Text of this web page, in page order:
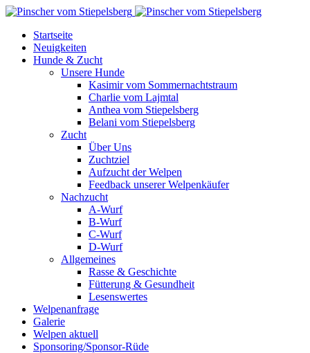
Startseite
Neuigkeiten
Hunde & Zucht
Unsere Hunde
Kasimir vom Sommernachtstraum
Charlie vom Lajmtal
Anthea vom Stiepelsberg
Belani vom Stiepelsberg
Zucht
Über Uns
Zuchtziel
Aufzucht der Welpen
Feedback unserer Welpenkäufer
Nachzucht
A-Wurf
B-Wurf
C-Wurf
D-Wurf
Allgemeines
Rasse & Geschichte
Fütterung & Gesundheit
Lesenswertes
Welpenanfrage
Galerie
Welpen aktuell
Sponsoring/Sponsor-Rüde